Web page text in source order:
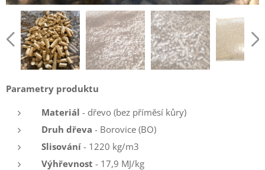
Parametry produktu
Materiál - dřevo (bez příměsí kůry)
Druh dřeva - Borovice (BO)
Slisování - 1220 kg/m3
Výhřevnost - 17,9 MJ/kg